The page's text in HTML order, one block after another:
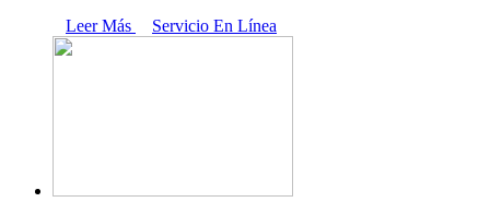
Leer Más
Servicio En Línea